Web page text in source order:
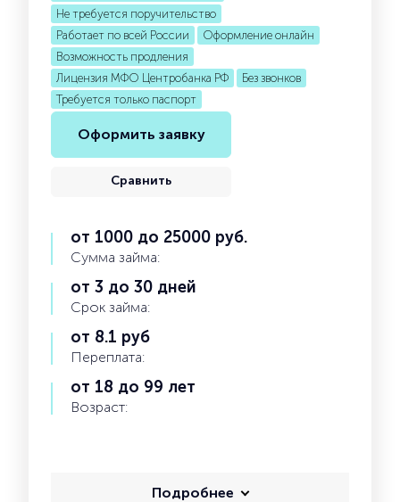
Не требуется поручительство
Работает по всей России
Оформление онлайн
Возможность продления
Лицензия МФО Центробанка РФ
Без звонков
Требуется только паспорт
Оформить заявку
Сравнить
от 1000 до 25000 руб.
Сумма займа:
от 3 до 30 дней
Срок займа:
от 8.1 руб
Переплата:
от 18 до 99 лет
Возраст:
Подробнее